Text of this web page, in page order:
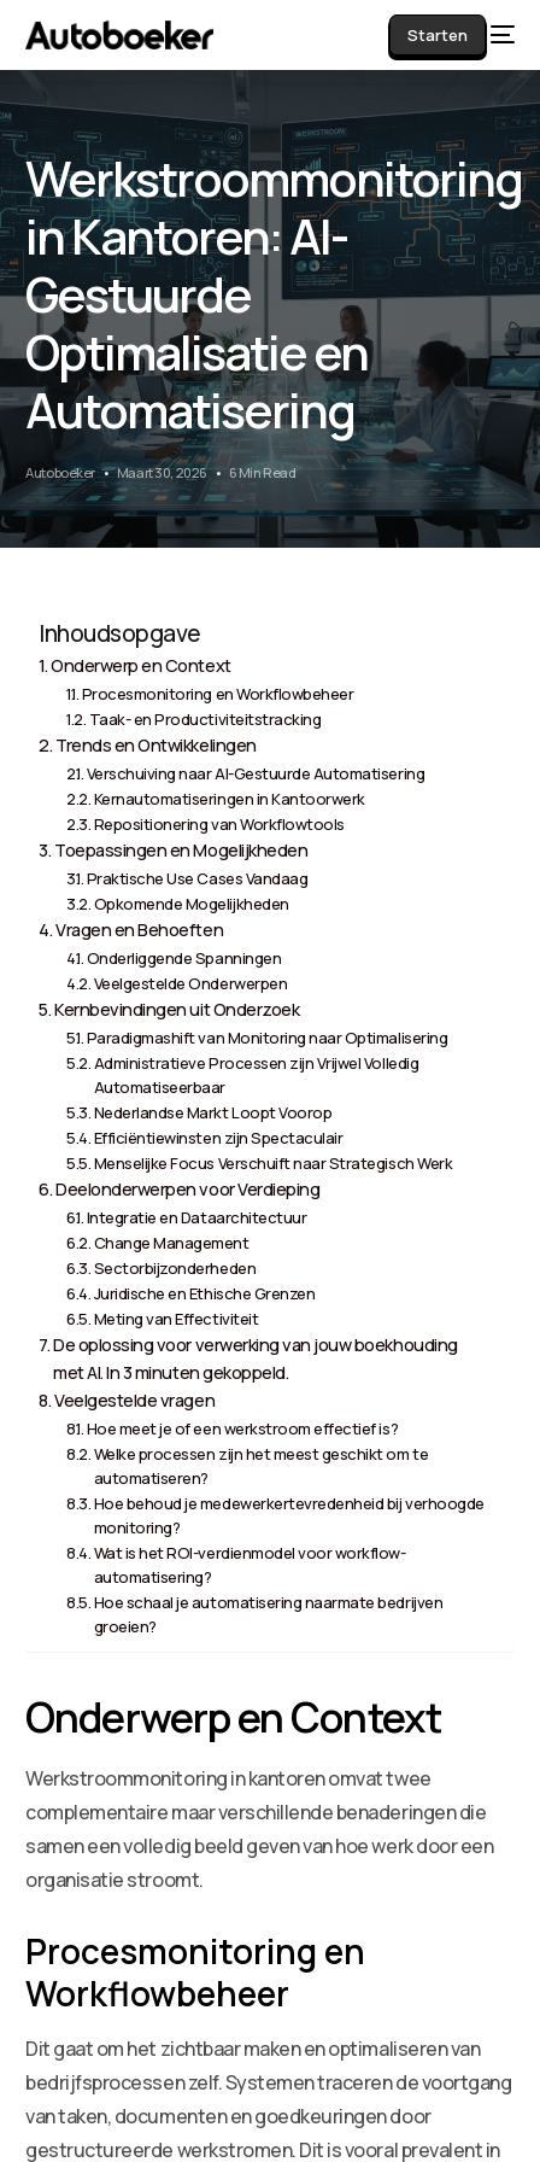
Starten
Werkstroommonitoring
in Kantoren: AI-
Gestuurde
Optimalisatie en
Automatisering
Autoboeker Maart 30, 2026 6 Min Read
Inhoudsopgave
Onderwerp en Context
Procesmonitoring en Workflowbeheer
Taak- en Productiviteitstracking
Trends en Ontwikkelingen
Verschuiving naar AI-Gestuurde Automatisering
Kernautomatiseringen in Kantoorwerk
Repositionering van Workflowtools
Toepassingen en Mogelijkheden
Praktische Use Cases Vandaag
Opkomende Mogelijkheden
Vragen en Behoeften
Onderliggende Spanningen
Veelgestelde Onderwerpen
Kernbevindingen uit Onderzoek
Paradigmashift van Monitoring naar Optimalisering
Administratieve Processen zijn Vrijwel Volledig
Automatiseerbaar
Nederlandse Markt Loopt Voorop
Efficiëntiewinsten zijn Spectaculair
Menselijke Focus Verschuift naar Strategisch Werk
Deelonderwerpen voor Verdieping
Integratie en Dataarchitectuur
Change Management
Sectorbijzonderheden
Juridische en Ethische Grenzen
Meting van Effectiviteit
De oplossing voor verwerking van jouw boekhouding
met AI. In 3 minuten gekoppeld.
Veelgestelde vragen
Hoe meet je of een werkstroom effectief is?
Welke processen zijn het meest geschikt om te
automatiseren?
Hoe behoud je medewerkertevredenheid bij verhoogde
monitoring?
Wat is het ROI-verdienmodel voor workflow-
automatisering?
Hoe schaal je automatisering naarmate bedrijven
groeien?
Onderwerp en Context
Werkstroommonitoring in kantoren omvat twee
complementaire maar verschillende benaderingen die
samen een volledig beeld geven van hoe werk door een
organisatie stroomt.
Procesmonitoring en
Workflowbeheer
Dit gaat om het zichtbaar maken en optimaliseren van
bedrijfsprocessen zelf. Systemen traceren de voortgang
van taken, documenten en goedkeuringen door
gestructureerde werkstromen. Dit is vooral prevalent in
AI